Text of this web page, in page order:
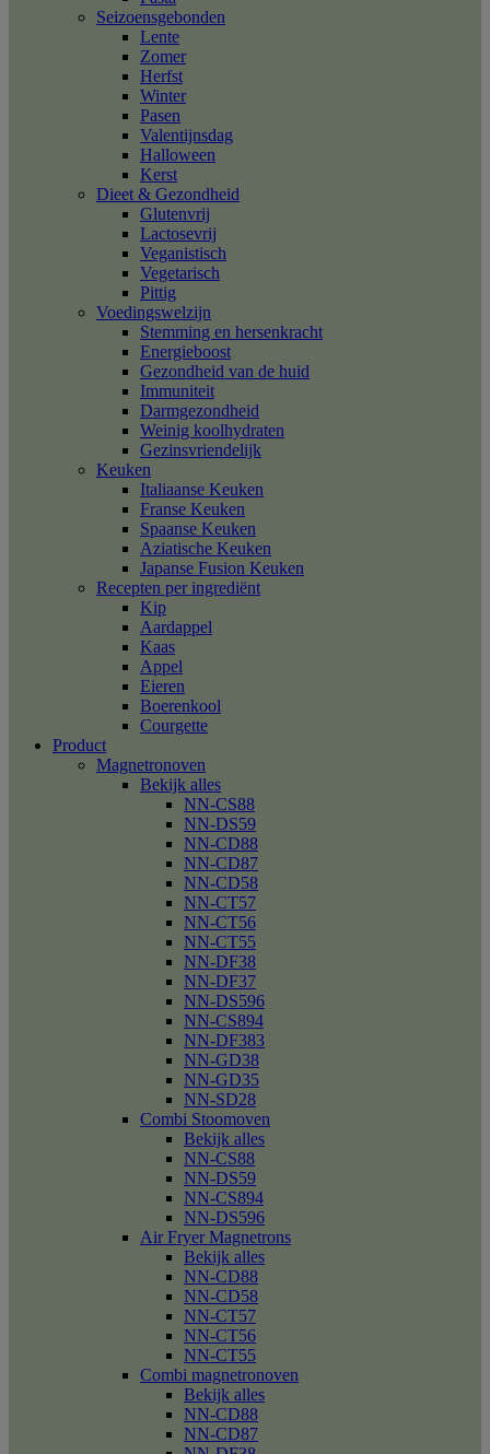
Seizoensgebonden
Lente
Zomer
Herfst
Winter
Pasen
Valentijnsdag
Halloween
Kerst
Dieet & Gezondheid
Glutenvrij
Lactosevrij
Veganistisch
Vegetarisch
Pittig
Voedingswelzijn
Stemming en hersenkracht
Energieboost
Gezondheid van de huid
Immuniteit
Darmgezondheid
Weinig koolhydraten
Gezinsvriendelijk
Keuken
Italiaanse Keuken
Franse Keuken
Spaanse Keuken
Aziatische Keuken
Japanse Fusion Keuken
Recepten per ingrediënt
Kip
Aardappel
Kaas
Appel
Eieren
Boerenkool
Courgette
Product
Magnetronoven
Bekijk alles
NN-CS88
NN-DS59
NN-CD88
NN-CD87
NN-CD58
NN-CT57
NN-CT56
NN-CT55
NN-DF38
NN-DF37
NN-DS596
NN-CS894
NN-DF383
NN-GD38
NN-GD35
NN-SD28
Combi Stoomoven
Bekijk alles
NN-CS88
NN-DS59
NN-CS894
NN-DS596
Air Fryer Magnetrons
Bekijk alles
NN-CD88
NN-CD58
NN-CT57
NN-CT56
NN-CT55
Combi magnetronoven
Bekijk alles
NN-CD88
NN-CD87